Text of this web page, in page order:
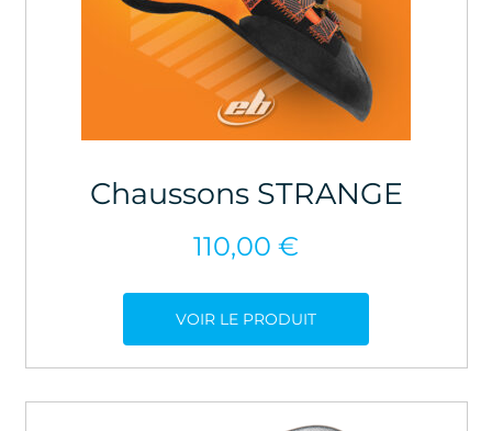
Chaussons STRANGE
110,00 €
VOIR LE PRODUIT